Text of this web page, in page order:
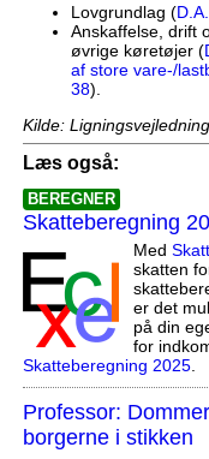
Lovgrundlag (
Anskaffelse, drift
øvrige køretøjer (
af store vare-/
38).
Kilde:
Læs også:
BEREGNER
Skatteberegning
Med
skatten
er det
på din
for
Skatteberegning 2025.
Professor:
borgerne i stikken